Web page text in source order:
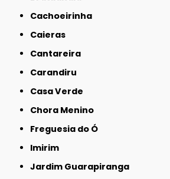
Cachoeirinha
Caieras
Cantareira
Carandiru
Casa Verde
Chora Menino
Freguesia do Ó
Imirim
Jardim Guarapiranga